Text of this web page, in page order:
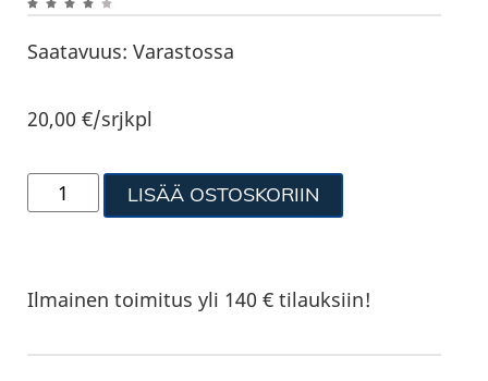
Saatavuus: Varastossa
20,00€/srjkpl
LISÄÄ OSTOSKORIIN
Ilmainen toimitus yli 140 € tilauksiin!